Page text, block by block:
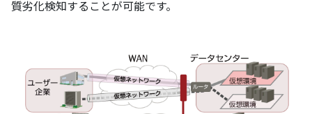
質劣化検知することが可能です。